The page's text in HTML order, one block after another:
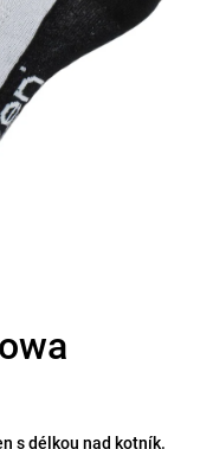
s délkou nad kotník.